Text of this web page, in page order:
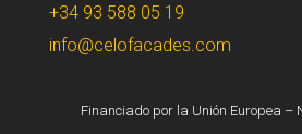
+34 93 588 05 19
info@celofacades.com
Financiado por la Unión Europea –